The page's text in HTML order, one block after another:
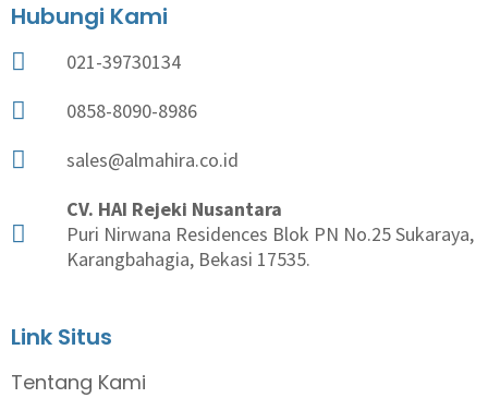
Hubungi Kami
021-39730134
0858-8090-8986
sales@almahira.co.id
CV. HAI Rejeki Nusantara
Puri Nirwana Residences Blok PN No.25 Sukaraya,
Karangbahagia, Bekasi 17535.
Link Situs
Tentang Kami